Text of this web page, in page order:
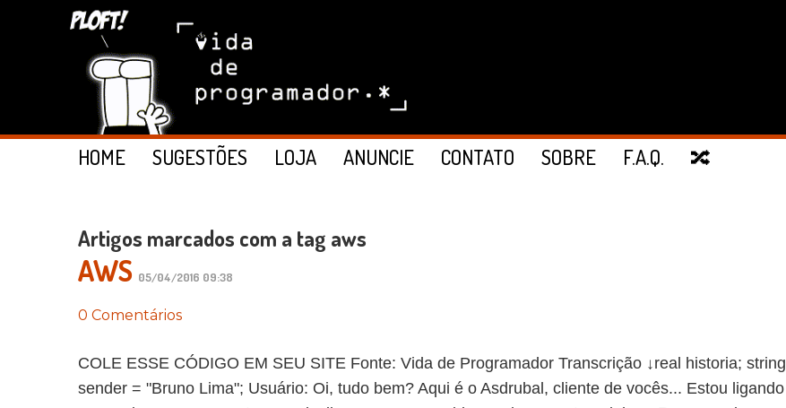
HOME SUGESTÕES LOJA ANUNCIE CONTATO SOBRE F.A.Q. 🔀
Artigos marcados com a tag aws
AWS 05/04/2016 09:38
0 Comentários
COLE ESSE CÓDIGO EM SEU SITE Fonte: Vida de Programador Transcrição ↓real historia; string
sender = "Bruno Lima"; Usuário: Oi, tudo bem? Aqui é o Asdrubal, cliente de vocês... Estou ligando